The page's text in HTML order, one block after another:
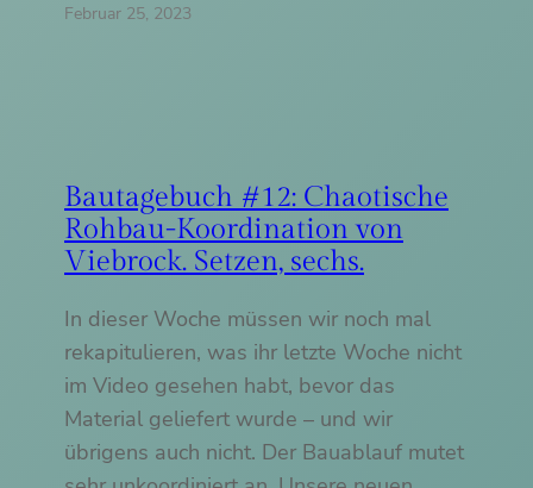
Februar 25, 2023
Bautagebuch #12: Chaotische
Rohbau-Koordination von
Viebrock. Setzen, sechs.
In dieser Woche müssen wir noch mal
rekapitulieren, was ihr letzte Woche nicht
im Video gesehen habt, bevor das
Material geliefert wurde – und wir
übrigens auch nicht. Der Bauablauf mutet